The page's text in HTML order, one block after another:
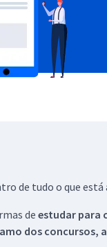
de tudo o que
de estudar para
dosconcursos,